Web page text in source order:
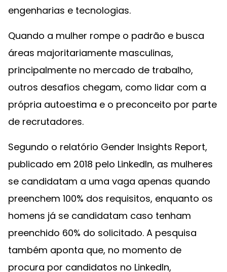
engenharias e tecnologias.
Quando a mulher rompe o padrão e busca
áreas majoritariamente masculinas,
principalmente no mercado de trabalho,
outros desafios chegam, como lidar com a
própria autoestima e o preconceito por parte
de recrutadores.
Segundo o relatório Gender Insights Report,
publicado em 2018 pelo LinkedIn, as mulheres
se candidatam a uma vaga apenas quando
preenchem 100% dos requisitos, enquanto os
homens já se candidatam caso tenham
preenchido 60% do solicitado. A pesquisa
também aponta que, no momento de
procura por candidatos no LinkedIn,